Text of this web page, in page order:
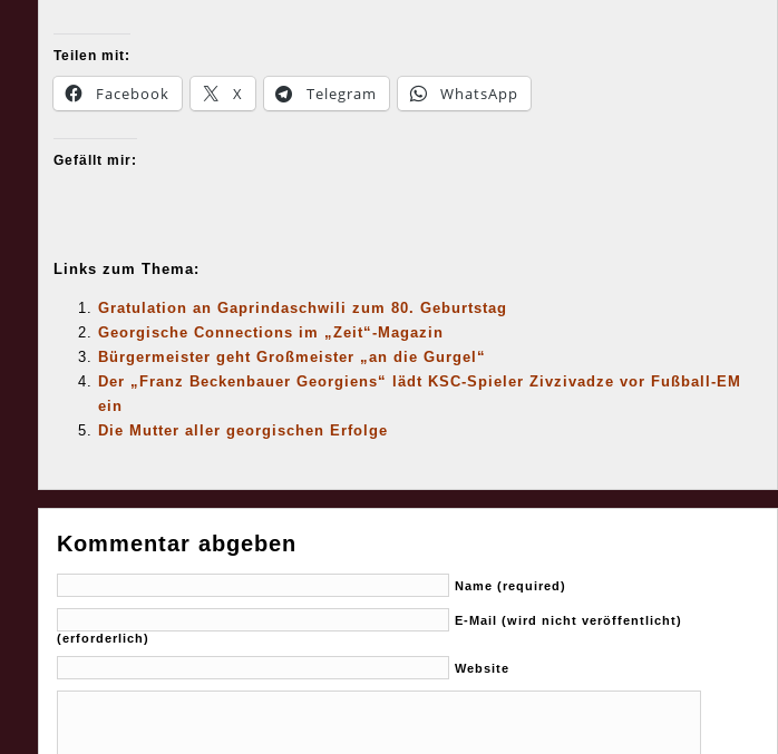
Teilen mit:
Facebook X Telegram WhatsApp
Gefällt mir:
Links zum Thema:
Gratulation an Gaprindaschwili zum 80. Geburtstag
Georgische Connections im „Zeit“-Magazin
Bürgermeister geht Großmeister „an die Gurgel“
Der „Franz Beckenbauer Georgiens“ lädt KSC-Spieler Zivzivadze vor Fußball-EM
ein
Die Mutter aller georgischen Erfolge
Kommentar abgeben
Name (required)
E-Mail (wird nicht veröffentlicht)
(erforderlich)
Website